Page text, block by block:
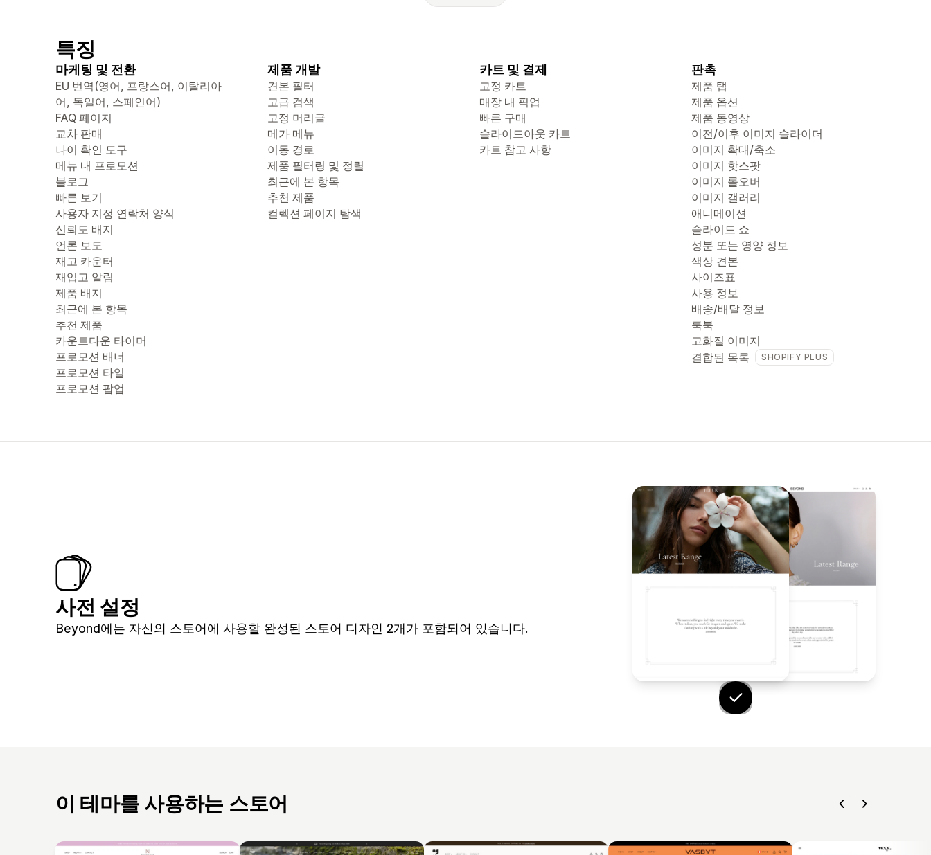
특징
마케팅 및 전환
EU 번역(영어, 프랑스어, 이탈리아
어, 독일어, 스페인어)
FAQ 페이지
교차 판매
나이 확인 도구
메뉴 내 프로모션
블로그
빠른 보기
사용자 지정 연락처 양식
신뢰도 배지
언론 보도
재고 카운터
재입고 알림
제품 배지
최근에 본 항목
추천 제품
카운트다운 타이머
프로모션 배너
프로모션 타일
프로모션 팝업
제품 개발
견본 필터
고급 검색
고정 머리글
메가 메뉴
이동 경로
제품 필터링 및 정렬
최근에 본 항목
추천 제품
컬렉션 페이지 탐색
카트 및 결제
고정 카트
매장 내 픽업
빠른 구매
슬라이드아웃 카트
카트 참고 사항
판촉
제품 탭
제품 옵션
제품 동영상
이전/이후 이미지 슬라이더
이미지 확대/축소
이미지 핫스팟
이미지 롤오버
이미지 갤러리
애니메이션
슬라이드 쇼
성분 또는 영양 정보
색상 견본
사이즈표
사용 정보
배송/배달 정보
룩북
고화질 이미지
결합된 목록
SHOPIFY PLUS
사전 설정
Beyond에는 자신의 스토어에 사용할 완성된 스토어 디자인 2개가 포함되어 있습니다.
이 테마를 사용하는 스토어